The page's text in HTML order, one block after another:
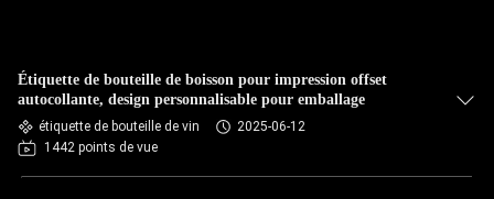
Étiquette de bouteille de boisson pour impression offset
autocollante, design personnalisable pour emballage
étiquette de bouteille de vin
2025-06-12
1442 points de vue